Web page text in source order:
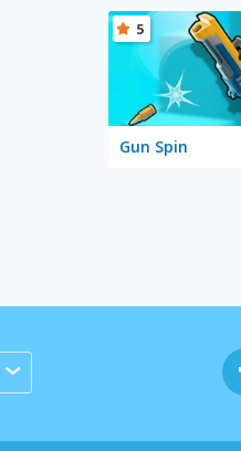
Gun Spin
5